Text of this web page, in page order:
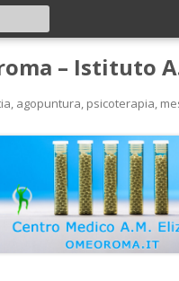
– Istituto
agopuntura, psicoterapia,
Ricerca
per: